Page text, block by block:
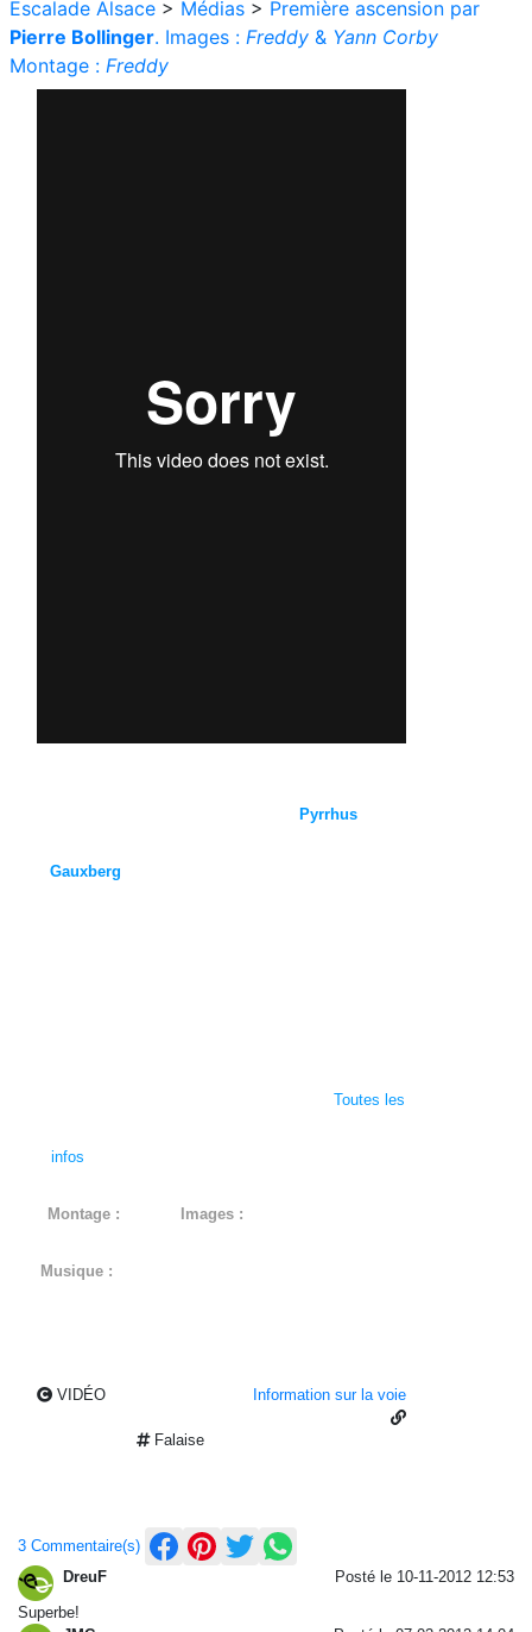
Escalade Alsace > Médias > Première ascension par
Pierre Bollinger. Images : Freddy & Yann Corby
Montage : Freddy
Pyrrhus
Gauxberg
une section en 7B avec un pas aléatoire...Toutes les
infos
Montage : Images :
Musique :
VIDÉO Information sur la voie
Falaise
3 Commentaire(s)
DreuF
Posté le 10-11-2012 12:53
Superbe!